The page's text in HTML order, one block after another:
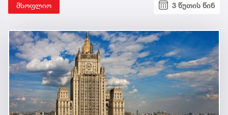
მსოფლიო 3 წუთის წინ